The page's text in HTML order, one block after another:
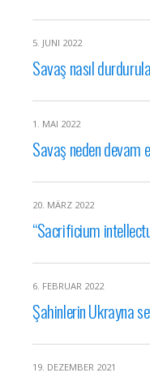
5. JUNI 2022
Savaş nasıl
1. MAI 2022
Savaş neden devam
20. MÄRZ 2022
“Sacrificium
6. FEBRUAR 2022
Şahinlerin Ukrayna
19. DEZEMBER 2021